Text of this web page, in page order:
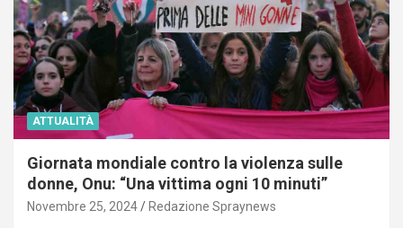
ATTUALITÀ
Giornata mondiale contro la violenza sulle
donne, Onu: “Una vittima ogni 10 minuti”
Novembre 25, 2024 Redazione Spraynews